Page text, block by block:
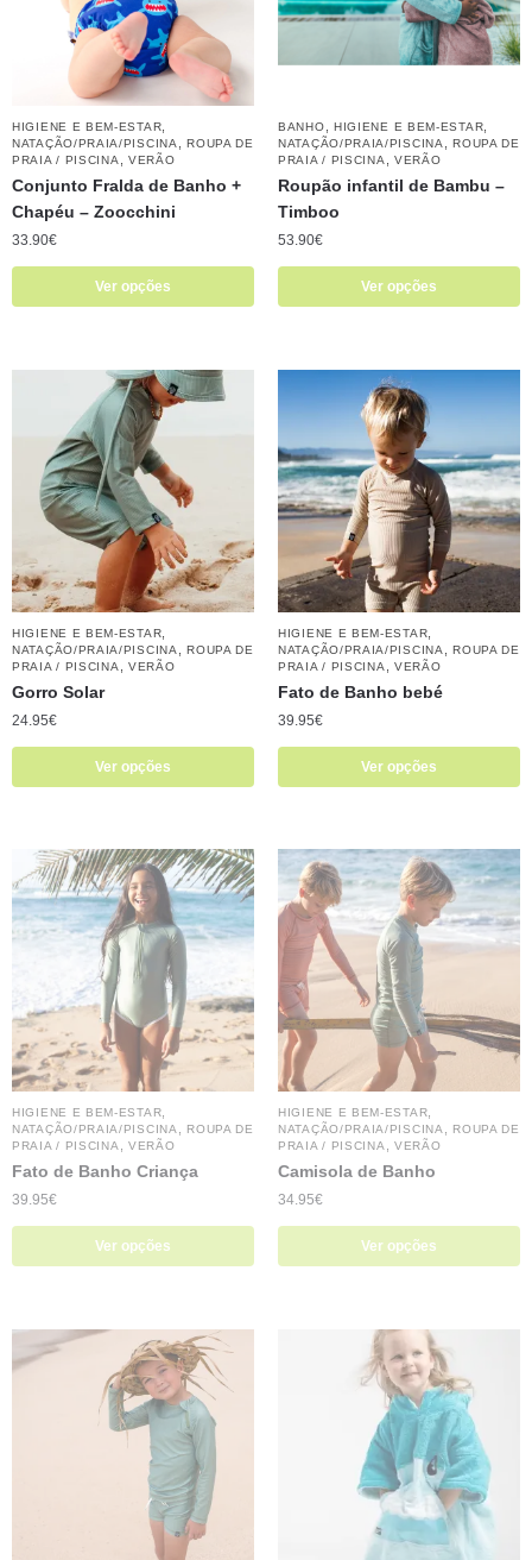
HIGIENE E BEM-ESTAR
NATAÇÃO/PRAIA/PISCINA ,ROUPA DE
PRAIA / PISCINA
VERÃO
Conjunto Fralda de Banho +
Chapéu – Zoocchini
33.90€
Ver opções
BANHO HIGIENE E BEM-ESTAR
NATAÇÃO/PRAIA/PISCINA ,ROUPA DE
PRAIA / PISCINA
VERÃO
Roupão infantil de Bambu –
Timboo
53.90€
Ver opções
HIGIENE E BEM-ESTAR
NATAÇÃO/PRAIA/PISCINA ,ROUPA DE
PRAIA / PISCINA
VERÃO
Gorro Solar
24.95€
Ver opções
HIGIENE E BEM-ESTAR
NATAÇÃO/PRAIA/PISCINA ,ROUPA DE
PRAIA / PISCINA
VERÃO
Fato de Banho bebé
39.95€
Ver opções
HIGIENE E BEM-ESTAR
NATAÇÃO/PRAIA/PISCINA
ROUPA DE
PRAIA / PISCINA
VERÃO
Fato de Banho Criança
39.95€
Ver opções
HIGIENE E BEM-ESTAR
NATAÇÃO/PRAIA/PISCINA
ROUPA DE
PRAIA / PISCINA
VERÃO
Camisola de Banho
34.95€
Ver opções